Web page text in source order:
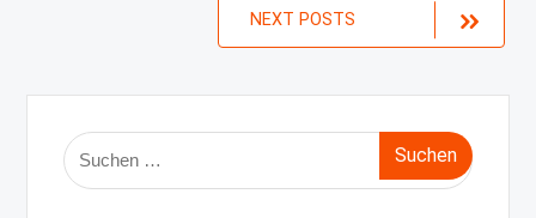
NEXT POSTS
Suche
nach: